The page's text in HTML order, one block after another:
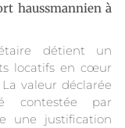
haussmannien à
détient un
locatifs en cœur
valeur déclarée
contestée par
une justification